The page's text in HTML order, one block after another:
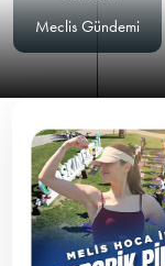
Meclis Gündemi